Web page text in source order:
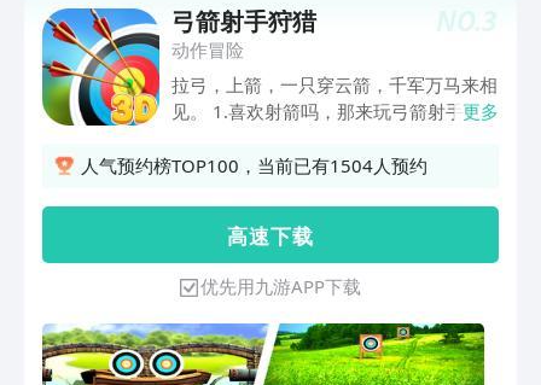
NO.3
弓箭射手狩猎
动作冒险
拉弓，上箭，一只穿云箭，千军万马来相
见。 1.喜欢射箭吗，那来玩弓箭射手狩
游戏。 3.超过100个关卡。 4.超过四种射
更多
人气预约榜TOP100，当前已有1504人预约
高 速 下 载
优先用九游APP下载